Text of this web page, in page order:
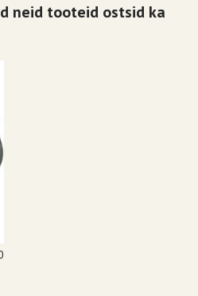
neid tooteid ostsid ka